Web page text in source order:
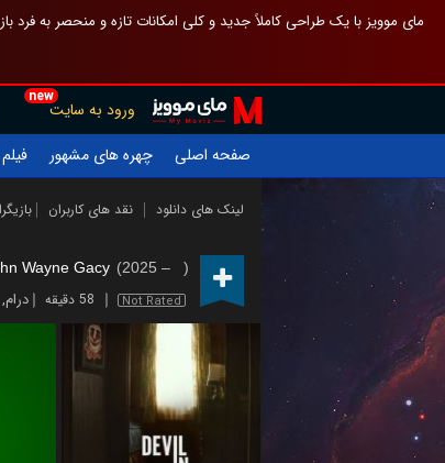
مای موویز با یک طراحی کاملاً جدید و کلی امکانات تازه و منحصر به
new
ورود به سایت
صفحه اصلی
چهره های مشهور
لینک های دانلود نقد های کاربران
Wayne Gacy (2025 – )
Not Rated 58 دقیقه درام,